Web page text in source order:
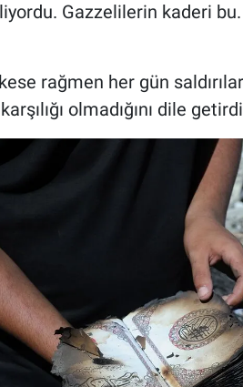
Gazzelilerin kaderi
rağmen her gün
olmadığını dile